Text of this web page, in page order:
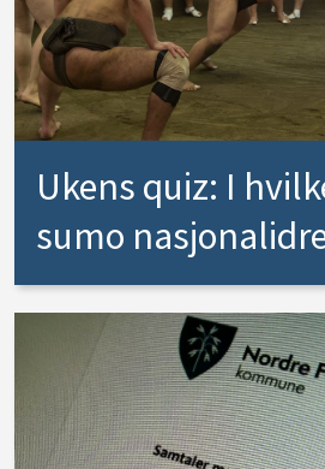
Ukens quiz: I
sumo